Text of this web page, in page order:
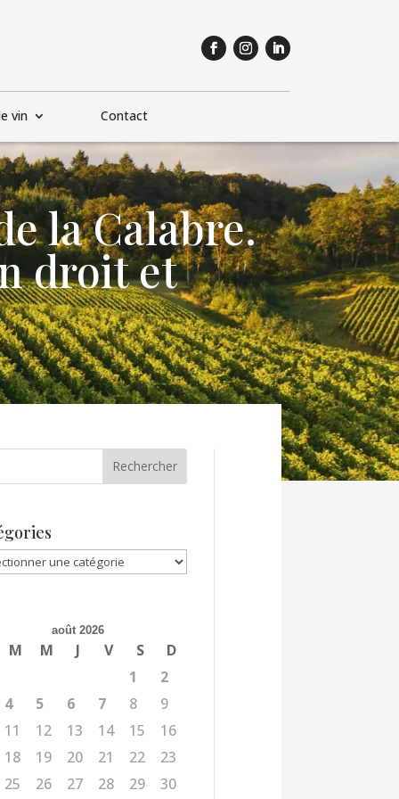
vin Contact
la Calabre.
droit et
août 2026
M M J V S
D
1
2
4
5 6 7 8
9
11
12 13 14 15
16
18
19 20 21 22
23
25
26 27 28 29 30